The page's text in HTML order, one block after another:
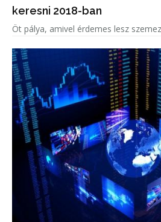
keresni 2018-ban
Öt pálya, amivel érdemes lesz